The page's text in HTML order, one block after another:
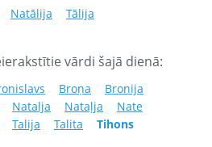
Natālija Tālija
vārdi šajā dienā:
Broņa
Bronija
Natalja Nataļja
Nate
Talija Talita Tihons